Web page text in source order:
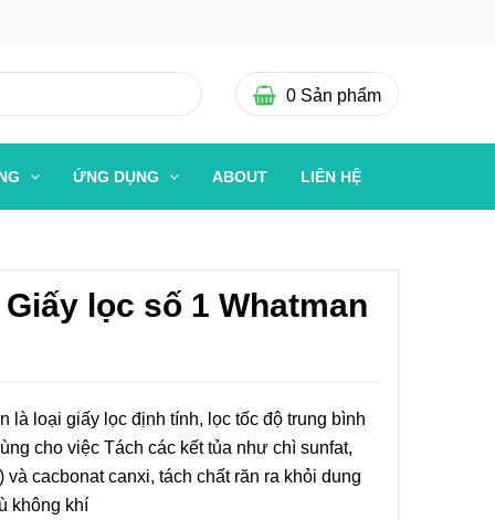
Giấy lọc số 1 Whatman
là loại giấy lọc định tính, lọc tốc độ trung bình
cho việc Tách các kết tủa như chì sunfat,
và cacbonat canxi, tách chất răn ra khỏi dung
không khí
0 Sản phẩm
ỨNG DỤNG ABOUT LIÊN HỆ